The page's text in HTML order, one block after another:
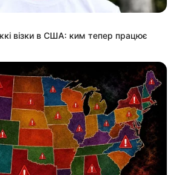
візки в США: ким тепер працює